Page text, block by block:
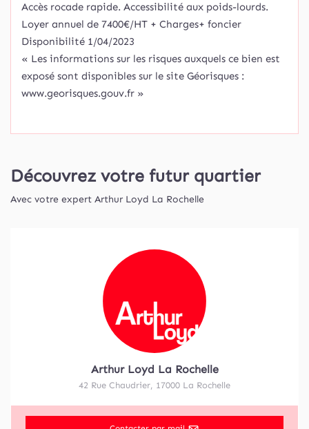
Accès rocade rapide. Accessibilité aux poids-lourds.
Loyer annuel de 7400€/HT + Charges+ foncier
Disponibilité 1/04/2023
« Les informations sur les risques auxquels ce bien est
exposé sont disponibles sur le site Géorisques :
www.georisques.gouv.fr »
Découvrez votre futur quartier
Avec votre expert Arthur Loyd La Rochelle
Arthur Loyd La Rochelle
42 Rue Chaudrier, 17000 La Rochelle